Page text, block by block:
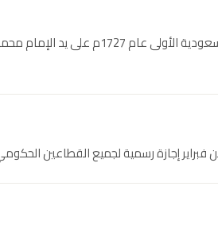
يوم التأسيس السعودي هو ذكرى تأسيس
إجازة رسمية لجميع القطاعين